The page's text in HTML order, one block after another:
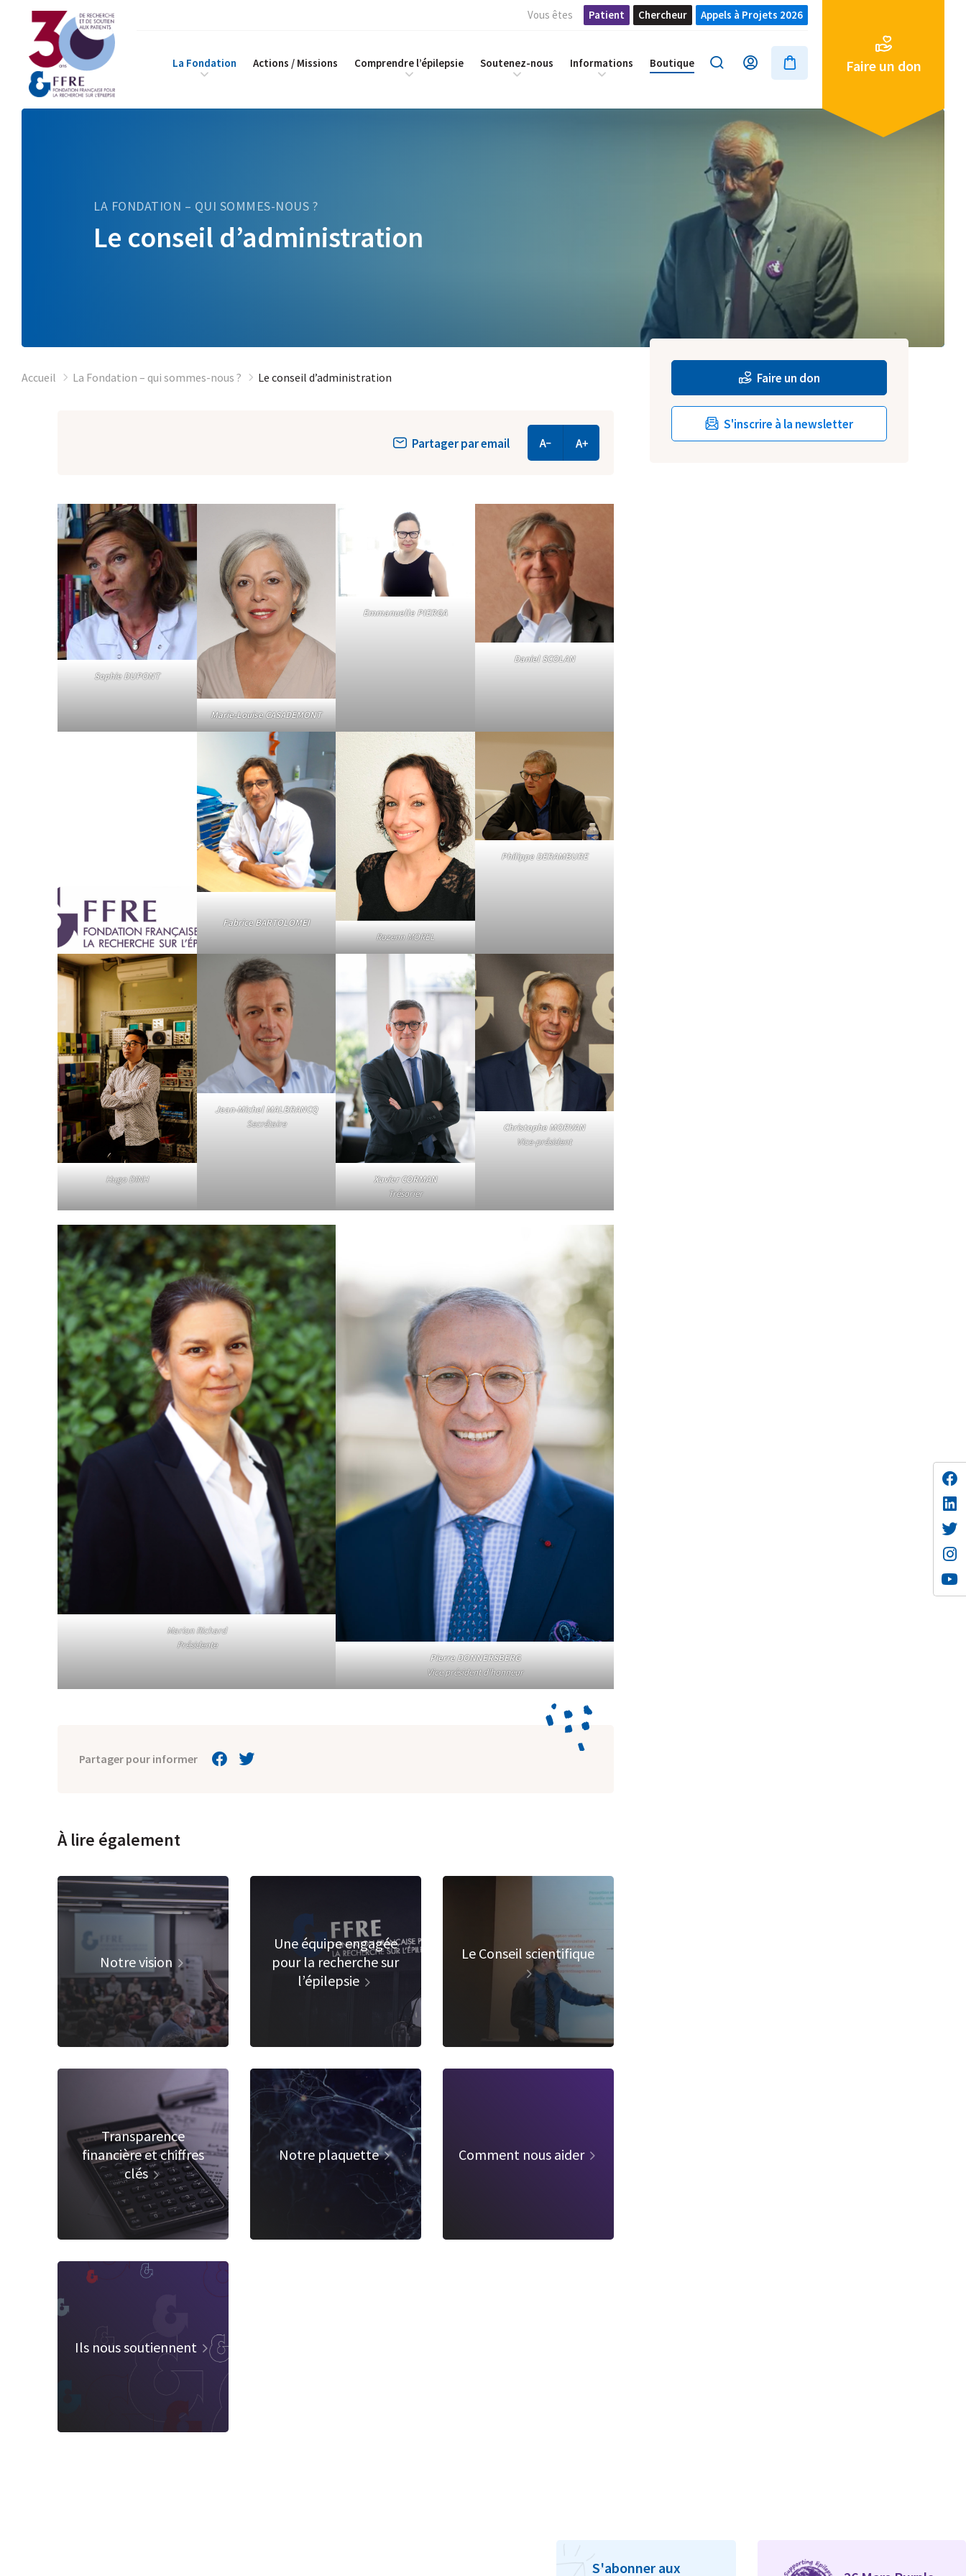
Vous êtes Patient Chercheur Appels à Projets 2026
La Fondation Actions / Missions Comprendre l’épilepsie Soutenez-nous Informations Boutique Faire un don
LA FONDATION – QUI SOMMES-NOUS ?
Le conseil d’administration
Accueil La Fondation – qui sommes-nous ? Le conseil d’administration
Partager par email
Sophie DUPONT
Marie-Louise CASADEMONT
Emmanuelle PIERGA
Daniel SCOLAN
Fabrice BARTOLOMEI
Rozenn MOREL
Philippe DERAMBURE
Hugo DINH
Jean-Michel MALBRANCQ
Secrétaire
Xavier CORMAN
Trésorier
Christophe MORVAN
Vice-président
Marion Richard
Présidente
Pierre DONNERSBERG
Vice président d’honneur
Partager pour informer
À lire également
Notre vision
Une équipe engagée
pour la recherche sur
l’épilepsie
Le Conseil scientifique
Transparence
financière et chiffres
clés
Notre plaquette Comment nous aider
Ils nous soutiennent
Faire un don
S'inscrire à la newsletter
S'abonner aux